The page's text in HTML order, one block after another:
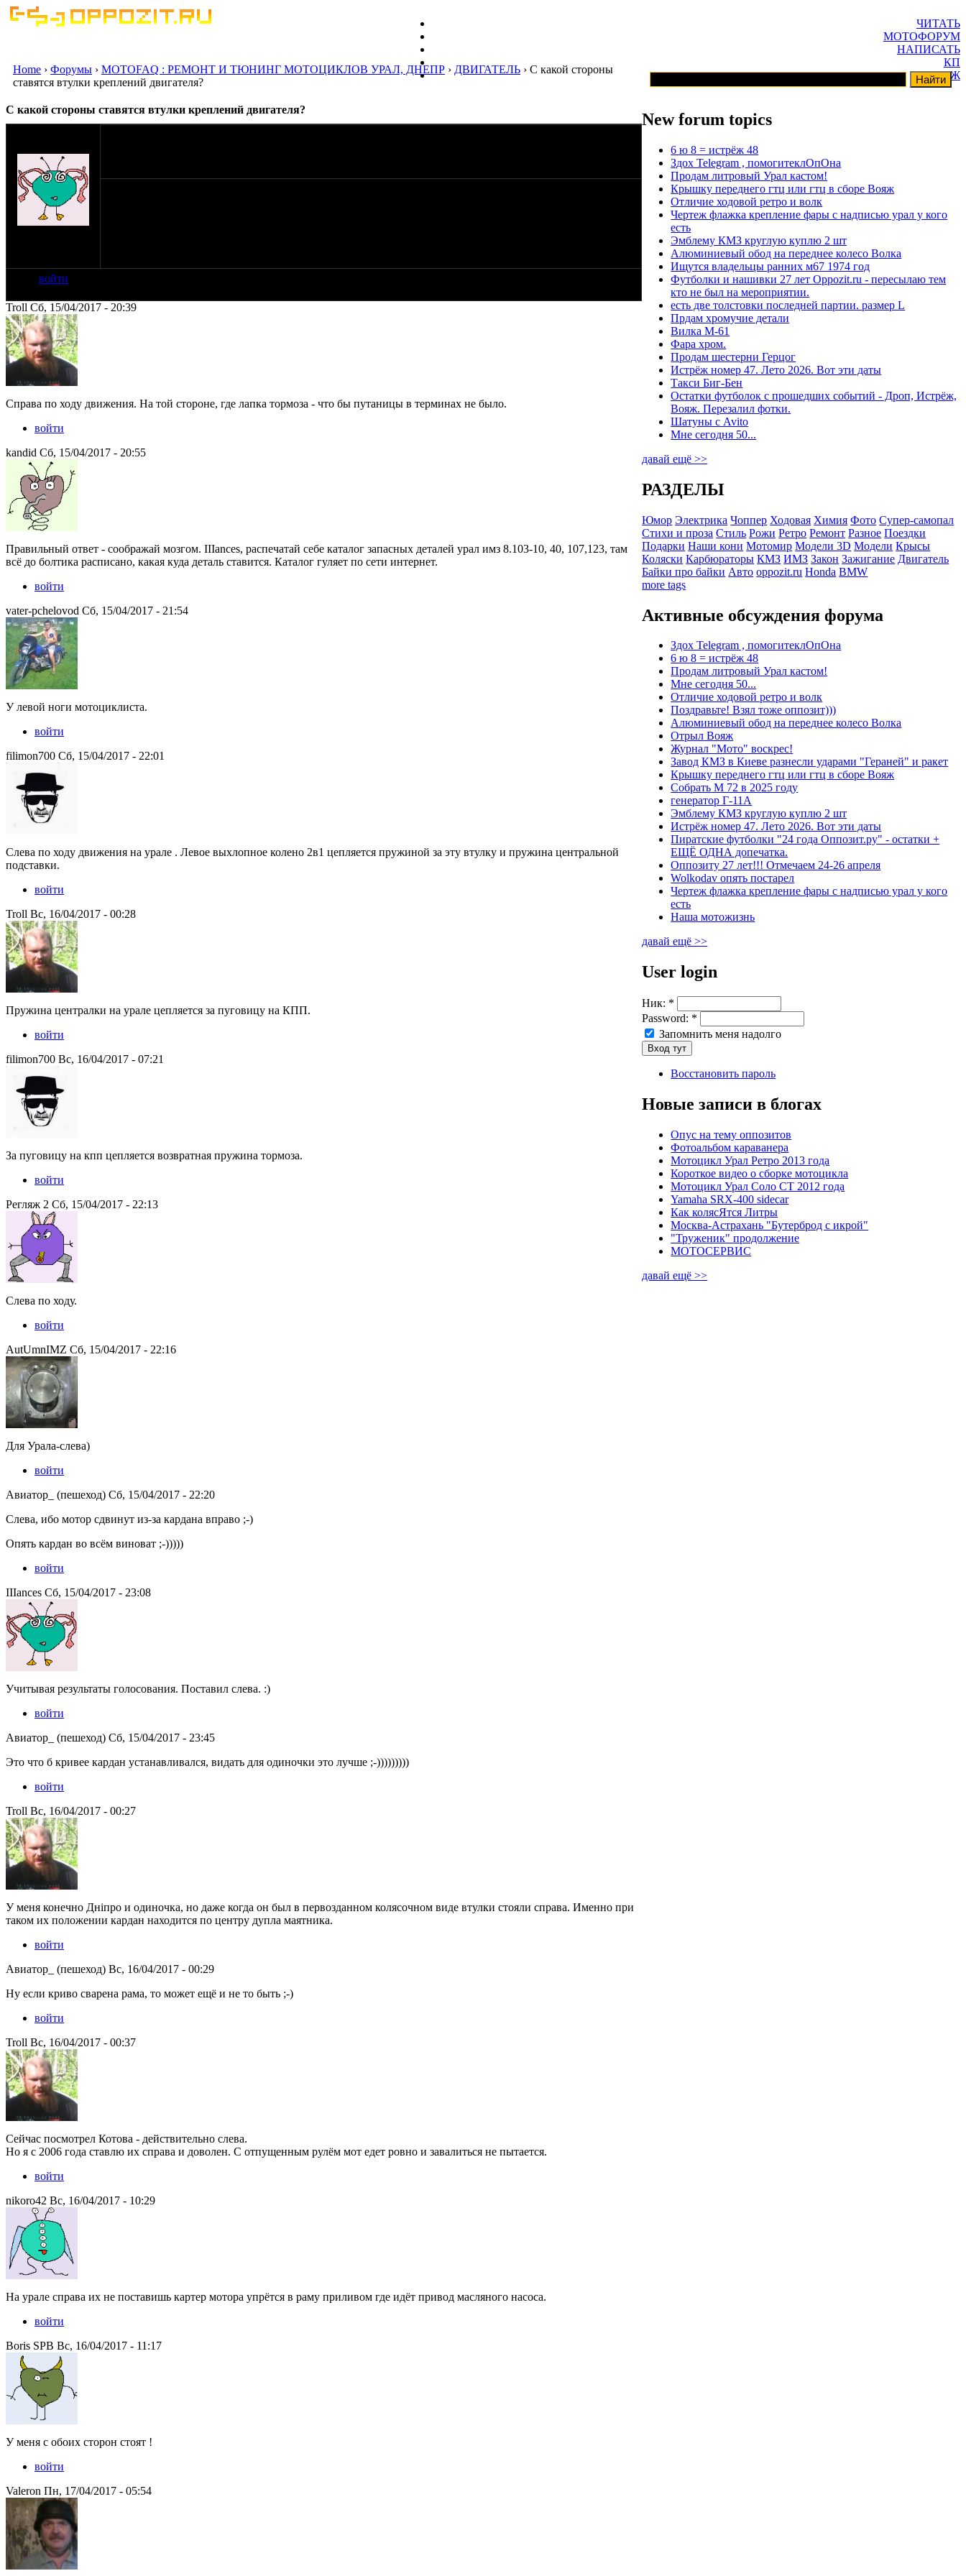
ЧИТАТЬ
МОТОФОРУМ
НАПИСАТЬ
КП
ГАРАЖ
Home › Форумы › MOTOFAQ : РЕМОНТ И ТЮНИНГ МОТОЦИКЛОВ УРАЛ, ДНЕПР › ДВИГАТЕЛЬ › С какой стороны
ставятся втулки креплений двигателя?
С какой стороны ставятся втулки креплений двигателя?
войти
Troll Сб, 15/04/2017 - 20:39
Справа по ходу движения. На той стороне, где лапка тормоза - что бы путаницы в терминах не было.
войти
kandid Сб, 15/04/2017 - 20:55
Правильный ответ - соображай мозгом. IIIances, распечатай себе каталог запасных деталей урал имз 8.103-10, 40, 107,123, там
всё до болтика расписано, какая куда деталь ставится. Каталог гуляет по сети интернет.
войти
vater-pchelovod Сб, 15/04/2017 - 21:54
У левой ноги мотоциклиста.
войти
filimon700 Сб, 15/04/2017 - 22:01
Слева по ходу движения на урале . Левое выхлопное колено 2в1 цепляется пружиной за эту втулку и пружина центральной
подставки.
войти
Troll Вс, 16/04/2017 - 00:28
Пружина централки на урале цепляется за пуговицу на КПП.
войти
filimon700 Вс, 16/04/2017 - 07:21
За пуговицу на кпп цепляется возвратная пружина тормоза.
войти
Регляж 2 Сб, 15/04/2017 - 22:13
Слева по ходу.
войти
AutUmnIMZ Сб, 15/04/2017 - 22:16
Для Урала-слева)
войти
Авиатор_ (пешеход) Сб, 15/04/2017 - 22:20
Слева, ибо мотор сдвинут из-за кардана вправо ;-)
Опять кардан во всём виноват ;-)))))
войти
IIIances Сб, 15/04/2017 - 23:08
Учитывая результаты голосования. Поставил слева. :)
войти
Авиатор_ (пешеход) Сб, 15/04/2017 - 23:45
Это что б кривее кардан устанавливался, видать для одиночки это лучше ;-)))))))))
войти
Troll Вс, 16/04/2017 - 00:27
У меня конечно Днiпро и одиночка, но даже когда он был в первозданном колясочном виде втулки стояли справа. Именно при
таком их положении кардан находится по центру дупла маятника.
войти
Авиатор_ (пешеход) Вс, 16/04/2017 - 00:29
Ну если криво сварена рама, то может ещё и не то быть ;-)
войти
Troll Вс, 16/04/2017 - 00:37
Сейчас посмотрел Котова - действительно слева.
Но я с 2006 года ставлю их справа и доволен. С отпущенным рулём мот едет ровно и завалиться не пытается.
войти
nikoro42 Вс, 16/04/2017 - 10:29
На урале справа их не поставишь картер мотора упрётся в раму приливом где идёт привод масляного насоса.
войти
Boris SPB Вс, 16/04/2017 - 11:17
У меня с обоих сторон стоят !
войти
Valeron Пн, 17/04/2017 - 05:54
New forum topics
6 ю 8 = истрёж 48
Здох Telegram , помогитеклОпОна
Продам литровый Урал кастом!
Крышку переднего гтц или гтц в сборе Вояж
Отличие ходовой ретро и волк
Чертеж флажка крепление фары с надписью урал у кого
есть
Эмблему КМЗ круглую куплю 2 шт
Алюминиевый обод на переднее колесо Волка
Ищутся владельцы ранних м67 1974 год
Футболки и нашивки 27 лет Oppozit.ru - пересылаю тем
кто не был на мероприятии.
есть две толстовки последней партии. размер L
Прдам хромучие детали
Вилка М-61
Фара хром.
Продам шестерни Герцог
Истрёж номер 47. Лето 2026. Вот эти даты
Такси Биг-Бен
Остатки футболок с прошедших событий - Дроп, Истрёж,
Вояж. Перезалил фотки.
Шатуны с Avito
Мне сегодня 50...
давай ещё >>
РАЗДЕЛЫ
Юмор Электрика Чоппер Ходовая Химия Фото Супер-самопал
Стихи и проза Стиль Рожи Ретро Ремонт Разное Поездки
Подарки Наши кони Мотомир Модели 3D Модели Крысы
Коляски Карбюраторы КМЗ ИМЗ Закон Зажигание Двигатель
Байки про байки Авто oppozit.ru Honda BMW
more tags
Активные обсуждения форума
Здох Telegram , помогитеклОпОна
6 ю 8 = истрёж 48
Продам литровый Урал кастом!
Мне сегодня 50...
Отличие ходовой ретро и волк
Поздравьте! Взял тоже оппозит)))
Алюминиевый обод на переднее колесо Волка
Отрыл Вояж
Журнал "Мото" воскрес!
Завод КМЗ в Киеве разнесли ударами "Гераней" и ракет
Крышку переднего гтц или гтц в сборе Вояж
Собрать М 72 в 2025 году
генератор Г-11А
Эмблему КМЗ круглую куплю 2 шт
Истрёж номер 47. Лето 2026. Вот эти даты
Пиратские футболки "24 года Оппозит.ру" - остатки +
ЕЩЁ ОДНА допечатка.
Оппозиту 27 лет!!! Отмечаем 24-26 апреля
Wolkodav опять постарел
Чертеж флажка крепление фары с надписью урал у кого
есть
Наша мотожизнь
давай ещё >>
User login
Ник: *
Password: *
Запомнить меня надолго
Восстановить пароль
Новые записи в блогах
Опус на тему оппозитов
Фотоальбом караванера
Мотоцикл Урал Ретро 2013 года
Короткое видео о сборке мотоцикла
Мотоцикл Урал Соло СТ 2012 года
Yamaha SRX-400 sidecar
Как колясЯтся Литры
Москва-Астрахань "Бутерброд с икрой"
"Труженик" продолжение
МОТОСЕРВИС
давай ещё >>